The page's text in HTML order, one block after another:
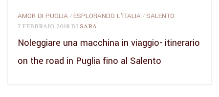
AMOR DI PUGLIA/ESPLORANDO L'ITALIA/ SALENTO
7 FEBBRAIO 2018 DI SARA
Noleggiare una macchina in viaggio- itinerario
on the road in Puglia fino al Salento